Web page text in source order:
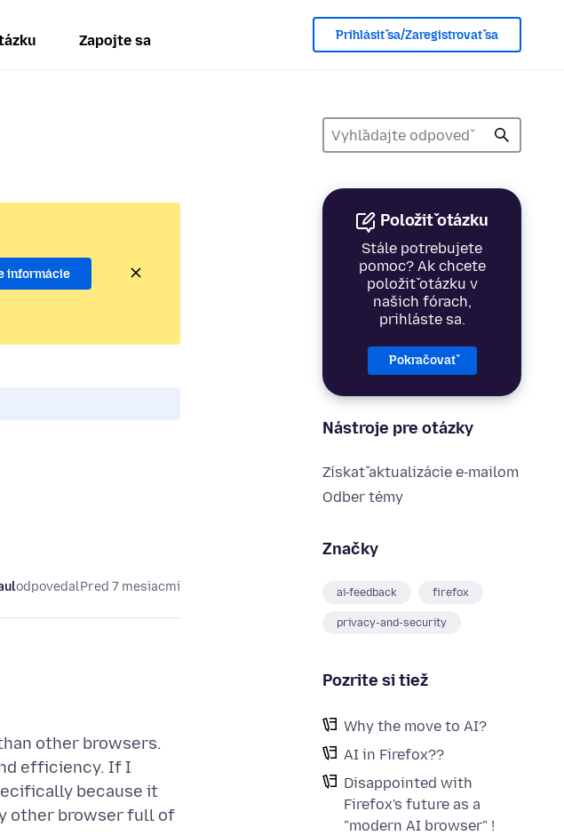
Zapojte sa Prihlásiť sa/Zaregistrovať sa
Položiť otázku
Stále potrebujete
pomoc? Ak chcete
položiť otázku v
našich fórach,
prihláste sa.
Pokračovať
Nástroje pre otázky
Získať aktualizácie e‑mailom
Odber témy
Značky
ai-feedback firefox
privacy-and-security
Pozrite si tiež
Why the move to AI?
AI in Firefox??
Disappointed with
Firefox's future as a
"modern AI browser" !
informácie
odpovedalPred 7 mesiacmi
other browsers.
efficiency. If I
because it
other browser full of